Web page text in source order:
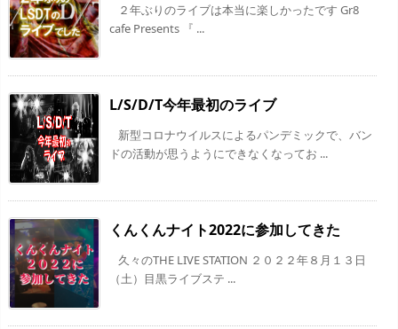
２年ぶりのライブは本当に楽しかったです Gr8
cafe Presents 『 ...
L/S/D/T今年最初のライブ
新型コロナウイルスによるパンデミックで、バン
ドの活動が思うようにできなくなってお ...
くんくんナイト2022に参加してきた
久々のTHE LIVE STATION ２０２２年８月１３日
（土）目黒ライブステ ...